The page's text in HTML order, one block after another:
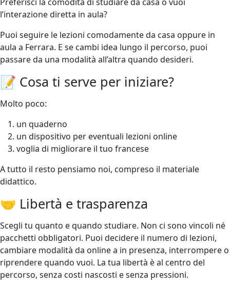
l’interazione diretta in aula?
Puoi seguire le lezioni comodamente da casa oppure in
aula a Ferrara. E se cambi idea lungo il percorso, puoi
passare da una modalità all’altra quando desideri.
📝 Cosa ti serve per iniziare?
Molto poco:
un quaderno
un dispositivo per eventuali lezioni online
voglia di migliorare il tuo francese
A tutto il resto pensiamo noi, compreso il materiale
didattico.
🤝 Libertà e trasparenza
Scegli tu quanto e quando studiare. Non ci sono vincoli né
pacchetti obbligatori. Puoi decidere il numero di lezioni,
cambiare modalità da online a in presenza, interrompere o
riprendere quando vuoi. La tua libertà è al centro del
percorso, senza costi nascosti e senza pressioni.